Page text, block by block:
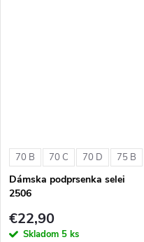
70 B 70 C 70 D 75 B
Dámska podprsenka selei
2506
€22,90
Skladom 5 ks